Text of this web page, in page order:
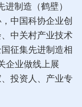
制造（鹤壁）
中国科协企业创
中关村产业技术
征集先进制造相
企业做线上展
投资人、产业专